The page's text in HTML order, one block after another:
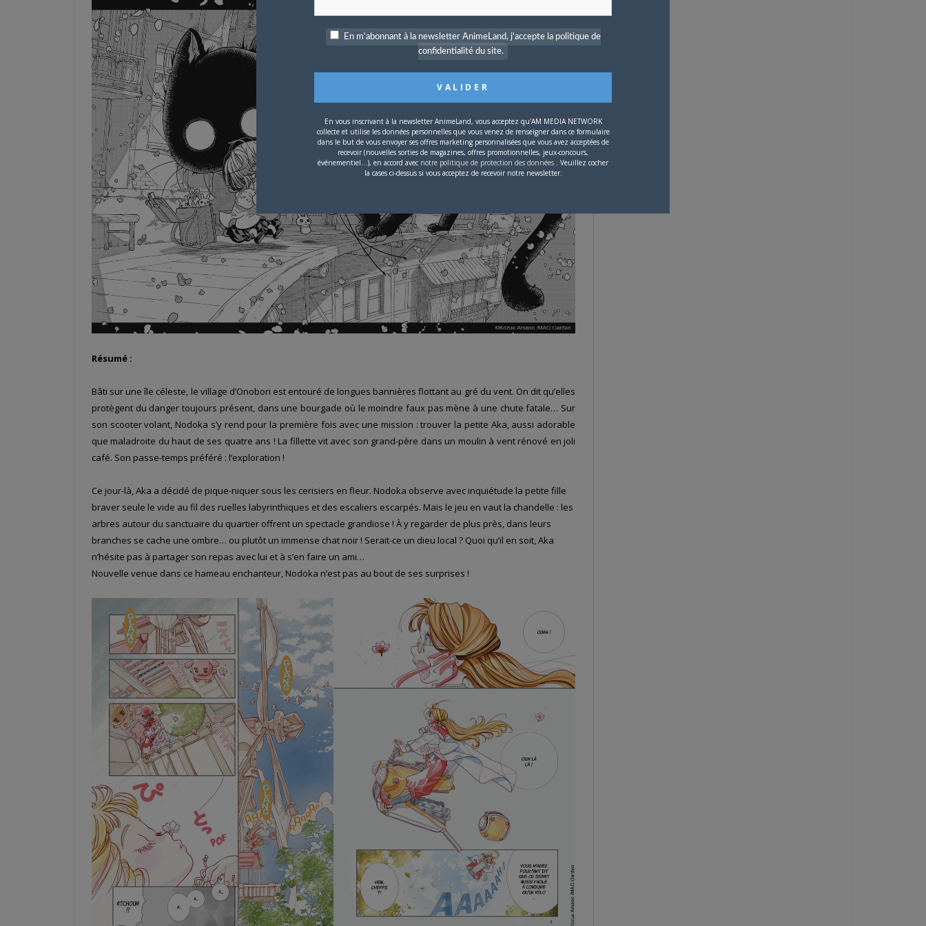
Résumé :
Bâti sur une île céleste, le village d’Onobori est entouré de longues bannières flottant au gré du vent. On dit qu’elles
protègent du danger toujours présent, dans une bourgade où le moindre faux pas mène à une chute fatale… Sur
son scooter volant, Nodoka s’y rend pour la première fois avec une mission : trouver la petite Aka, aussi adorable
que maladroite du haut de ses quatre ans ! La fillette vit avec son grand-père dans un moulin à vent rénové en joli
café. Son passe-temps préféré : l’exploration !
Ce jour-là, Aka a décidé de pique-niquer sous les cerisiers en fleur. Nodoka observe avec inquiétude la petite fille
braver seule le vide au fil des ruelles labyrinthiques et des escaliers escarpés. Mais le jeu en vaut la chandelle : les
arbres autour du sanctuaire du quartier offrent un spectacle grandiose ! À y regarder de plus près, dans leurs
branches se cache une ombre… ou plutôt un immense chat noir ! Serait-ce un dieu local ? Quoi qu’il en soit, Aka
n’hésite pas à partager son repas avec lui et à s’en faire un ami…
Nouvelle venue dans ce hameau enchanteur, Nodoka n’est pas au bout de ses surprises !
En m'abonnant à la newsletter AnimeLand, j'accepte la politique de
confidentialité du site.
En vous inscrivant à la newsletter AnimeLand, vous acceptez qu'AM MEDIA NETWORK
collecte et utilise les données personnelles que vous venez de renseigner dans ce formulaire
dans le but de vous envoyer ses offres marketing personnalisées que vous avez acceptées de
recevoir (nouvelles sorties de magazines, offres promotionnelles, jeux-concours,
événementiel...), en accord avec notre politique de protection des données . Veuillez cocher
la cases ci-dessus si vous acceptez de recevoir notre newsletter.